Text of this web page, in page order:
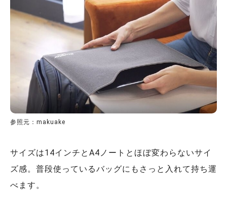
参照元：makuake
サイズは14インチとA4ノートとほぼ変わらないサイ
ズ感。普段使っているバッグにもさっと入れて持ち運
べます。